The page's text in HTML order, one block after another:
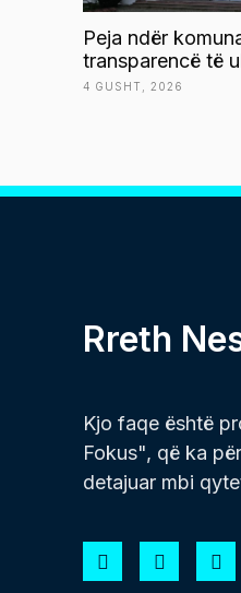
Peja ndër
transparencë të
4 GUSHT, 2026
Rreth
Kjo faqe është
Fokus", që ka
detajuar mbi